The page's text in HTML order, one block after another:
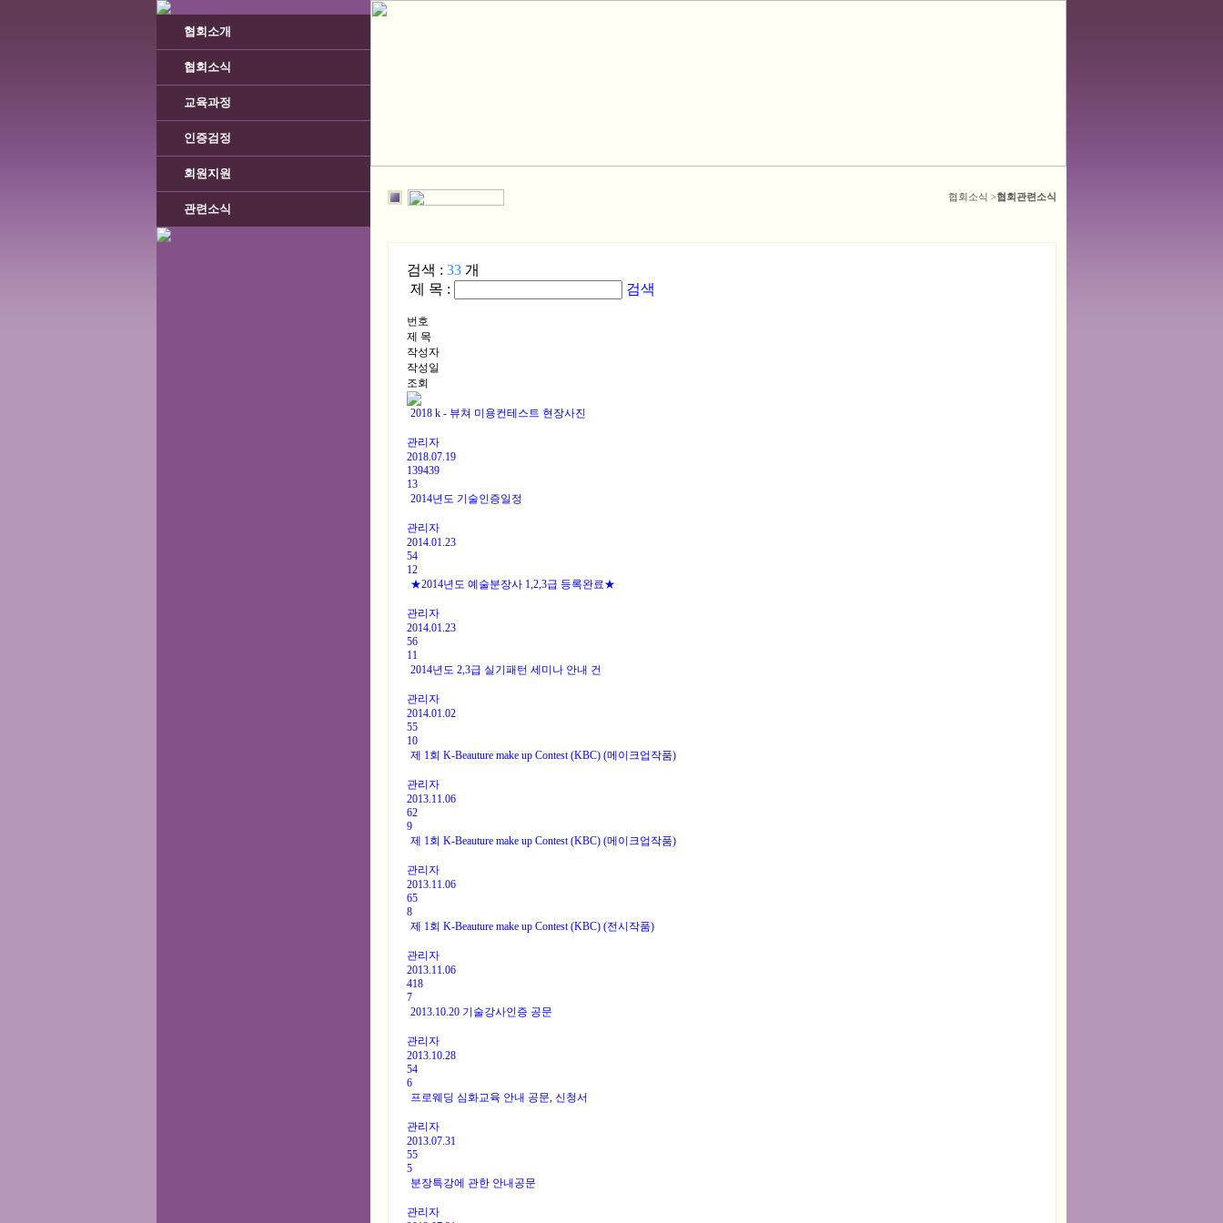
협회소개
협회소식
교육과정
인증검정
회원지원
관련소식
협회소식 >협회관련소식
검색 : 33 개
제 목 :
검색
번호
제 목
작성자
작성일
조회
2018 k - 뷰쳐 미용컨테스트 현장사진
관리자
2018.07.19
139439
13
2014년도 기술인증일정
관리자
2014.01.23
54
12
★2014년도 예술분장사 1,2,3급 등록완료★
관리자
2014.01.23
56
11
2014년도 2,3급 실기패턴 세미나 안내 건
관리자
2014.01.02
55
10
제 1회 K-Beauture make up Contest (KBC) (메이크업작품)
관리자
2013.11.06
62
9
제 1회 K-Beauture make up Contest (KBC) (메이크업작품)
관리자
2013.11.06
65
8
제 1회 K-Beauture make up Contest (KBC) (전시작품)
관리자
2013.11.06
418
7
2013.10.20 기술강사인증 공문
관리자
2013.10.28
54
6
프로웨딩 심화교육 안내 공문, 신청서
관리자
2013.07.31
55
5
분장특강에 관한 안내공문
관리자